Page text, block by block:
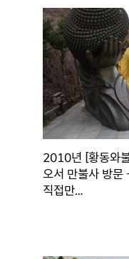
2010년 [황동와
오서 만불사 방문
직접만…